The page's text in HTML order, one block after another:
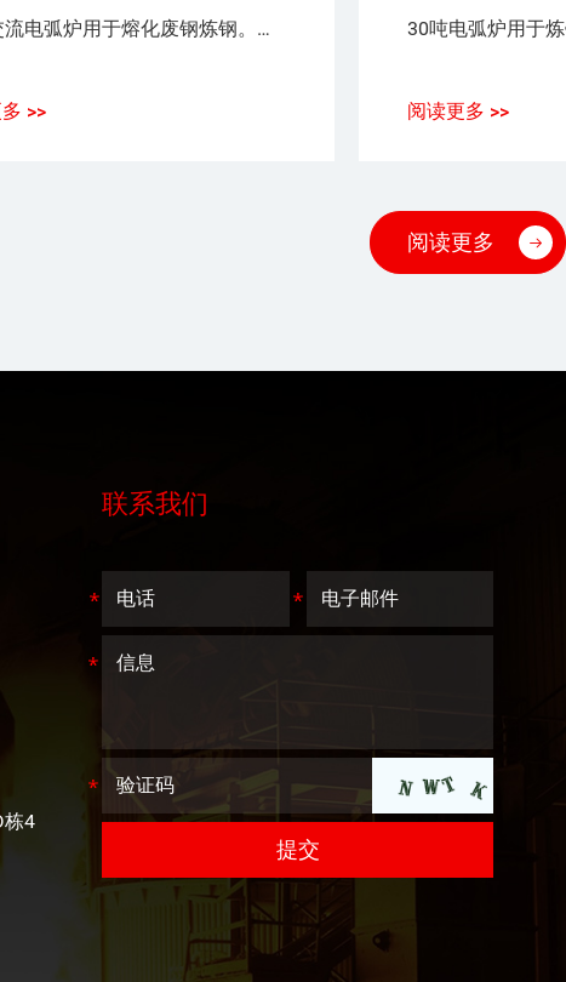
30吨交流电弧炉用于熔化废钢炼钢。电能用于熔化废钢。带电材料和电极之间形成电弧。
>> 阅读更多 >>
阅读更多
栋4
联系我们